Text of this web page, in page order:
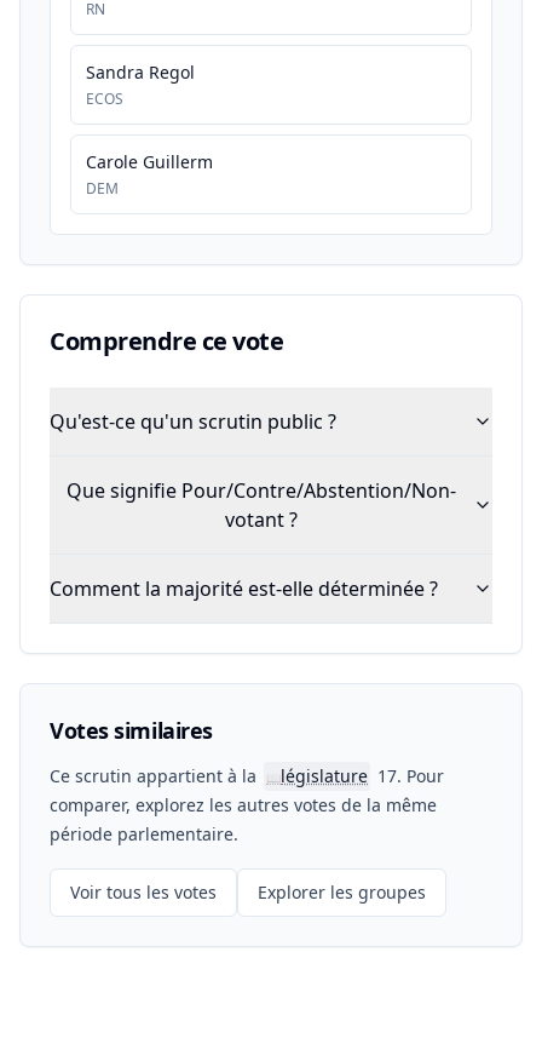
RN
Sandra Regol
ECOS
Carole Guillerm
DEM
Comprendre ce vote
Qu'est-ce qu'un scrutin public ?
Que signifie Pour/Contre/Abstention/Non-
votant ?
Comment la majorité est-elle déterminée ?
Votes similaires
Ce scrutin appartient à la 📖législature 17. Pour
comparer, explorez les autres votes de la même
période parlementaire.
Voir tous les votes Explorer les groupes